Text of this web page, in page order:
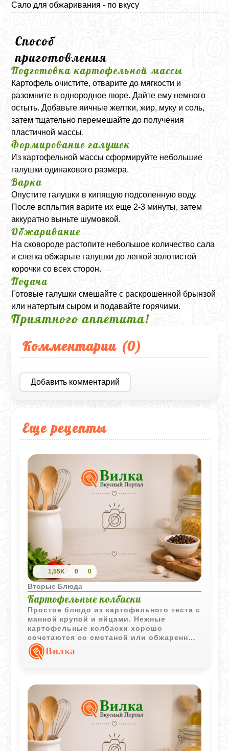
Сало для обжаривания - по вкусу
Способ
приготовления
Подготовка картофельной массы
Картофель очистите, отварите до мягкости и
разомните в однородное пюре. Дайте ему немного
остыть. Добавьте яичные желтки, жир, муку и соль,
затем тщательно перемешайте до получения
пластичной массы.
Формирование галушек
Из картофельной массы сформируйте небольшие
галушки одинакового размера.
Варка
Опустите галушки в кипящую подсоленную воду.
После всплытия варите их еще 2-3 минуты, затем
аккуратно выньте шумовкой.
Обжаривание
На сковороде растопите небольшое количество сала
и слегка обжарьте галушки до легкой золотистой
корочки со всех сторон.
Подача
Готовые галушки смешайте с раскрошенной брынзой
или натертым сыром и подавайте горячими.
Приятного аппетита!
Комментарии (0)
Добавить комментарий
Еще рецепты
1,55K 0 0
Вторые Блюда
Картофельные колбаски
Простое блюдо из картофельного теста с
манной крупой и яйцами. Нежные
картофельные колбаски хорошо
сочетаются со сметаной или обжаренным
шпиком и подходят для домашнего
обеда.Вилка